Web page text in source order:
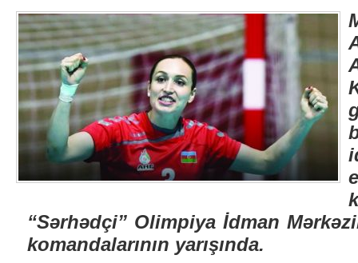
“Sərhədçi” Olimpiya İdman
komandalarının yarışında.